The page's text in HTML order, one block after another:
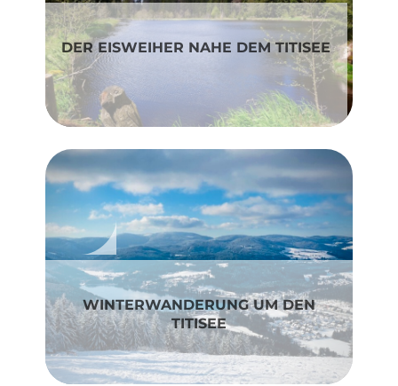
DER EISWEIHER NAHE DEM TITISEE
WINTERWANDERUNG UM DEN
TITISEE